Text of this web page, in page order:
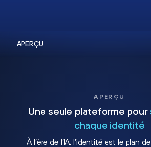
APERÇU
Une seule plateforme pour
chaque identité
À l’ère de l’IA, l’identité est le plan